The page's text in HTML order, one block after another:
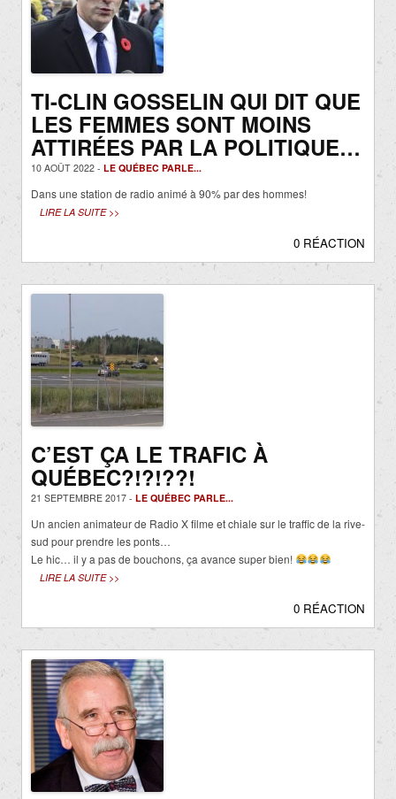
TI-CLIN GOSSELIN QUI DIT QUE
LES FEMMES SONT MOINS
ATTIRÉES PAR LA POLITIQUE…
10 AOÛT 2022 - LE QUÉBEC PARLE...
Dans une station de radio animé à 90% par des hommes!
LIRE LA SUITE >>
0 RÉACTION
C’EST ÇA LE TRAFIC À
QUÉBEC?!?!??!
21 SEPTEMBRE 2017 - LE QUÉBEC PARLE...
Un ancien animateur de Radio X filme et chiale sur le traffic de la rive-
sud pour prendre les ponts…
Le hic… il y a pas de bouchons, ça avance super bien!
LIRE LA SUITE >>
0 RÉACTION